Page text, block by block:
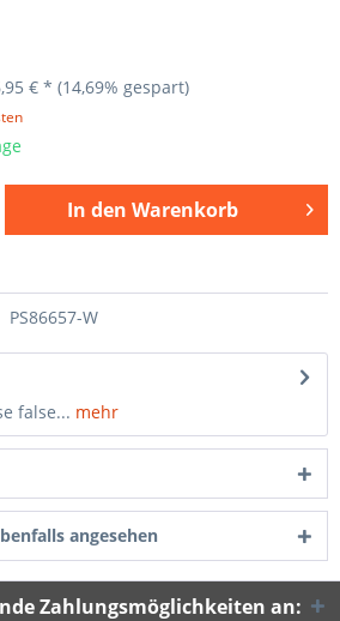
€ * (14,69% gespart)
In den Warenkorb
PS86657-W
false... mehr
angesehen
Zahlungsmöglichkeiten an: